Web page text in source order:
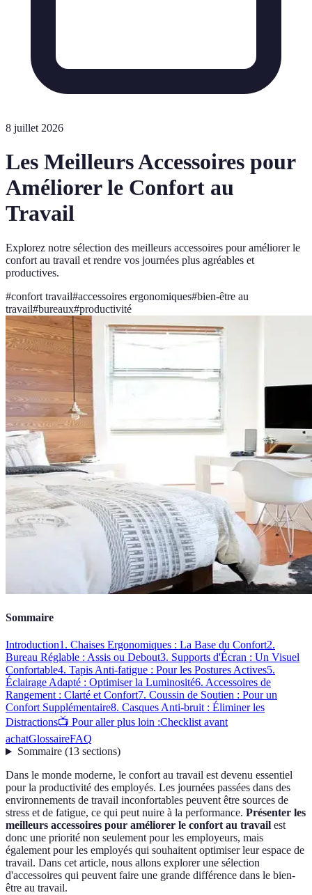
8 juillet 2026
Les Meilleurs Accessoires pour
Améliorer le Confort au
Travail
Explorez notre sélection des meilleurs accessoires pour améliorer le
confort au travail et rendre vos journées plus agréables et
productives.
#confort travail#accessoires ergonomiques#bien-être au
travail#bureaux#productivité
Sommaire
Introduction1. Chaises Ergonomiques : La Base du Confort2.
Bureau Réglable : Assis ou Debout3. Supports d'Écran : Un Visuel
Confortable4. Tapis Anti-fatigue : Pour les Postures Actives5.
Éclairage Adapté : Optimiser la Luminosité6. Accessoires de
Rangement : Clarté et Confort7. Coussin de Soutien : Pour un
Confort Supplémentaire8. Casques Anti-bruit : Éliminer les
Distractions📺 Pour aller plus loin :Checklist avant
achatGlossaireFAQ
Sommaire(13 sections)
Dans le monde moderne, le confort au travail est devenu essentiel
pour la productivité des employés. Les journées passées dans des
environnements de travail inconfortables peuvent être sources de
stress et de fatigue, ce qui peut nuire à la performance. Présenter les
meilleurs accessoires pour améliorer le confort au travail est
donc une priorité non seulement pour les employeurs, mais
également pour les employés qui souhaitent optimiser leur espace de
travail. Dans cet article, nous allons explorer une sélection
d'accessoires qui peuvent faire une grande différence dans le bien-
être au travail.